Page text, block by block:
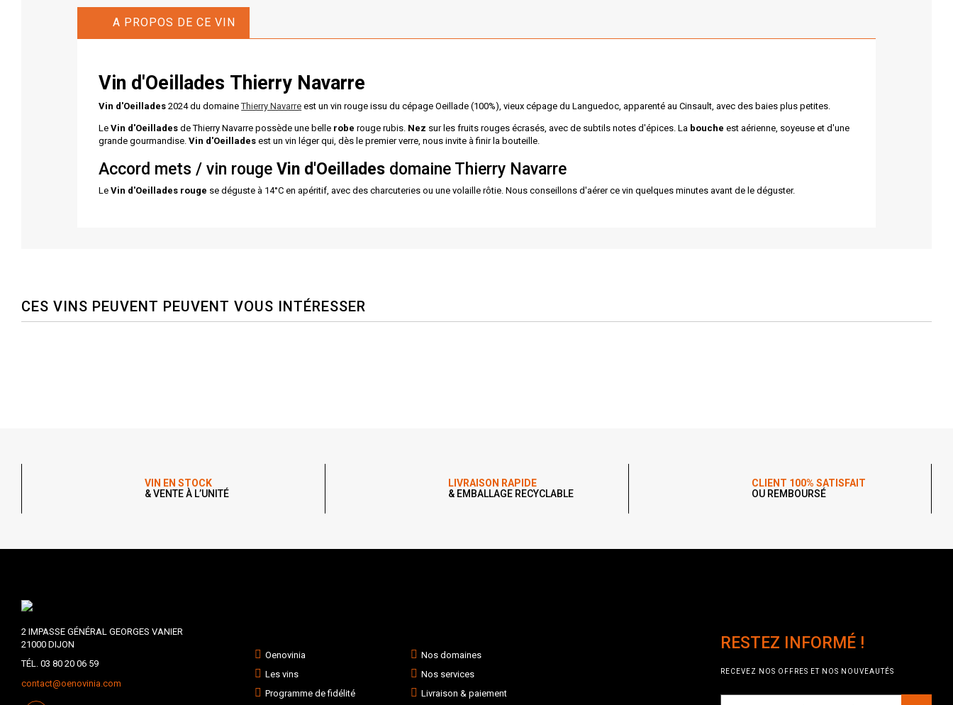
A PROPOS DE CE VIN
Vin d'Oeillades Thierry Navarre
Vin d'Oeillades 2024 du domaineThierry Navarre est un vin rouge issu du cépage Oeillade (100%), vieux cépage du Languedoc, apparenté au Cinsault, avec des baies plus petites.
LeVin d'Oeillades de Thierry Navarre possède une belle robe rouge rubis. Nez sur les fruits rouges écrasés, avec de subtils notes d'épices. La bouche est aérienne, soyeuse et d'une
grande gourmandise.Vin d'Oeilladesest un vin léger qui, dès le premier verre, nous invite à finir la bouteille.
Accord mets / vin rougeVin d'Oeillades domaine Thierry Navarre
Le Vin d'Oeillades rouge se déguste à 14°C en apéritif, avec des charcuteries ou une volaille rôtie. Nous conseillons d'aérer ce vin quelques minutes avant de le déguster.
CES VINS PEUVENT PEUVENT VOUS INTÉRESSER
VIN EN STOCK
& VENTE À L’UNITÉ
LIVRAISON RAPIDE
& EMBALLAGE RECYCLABLE
CLIENT 100% SATISFAIT
OU REMBOURSÉ
2 IMPASSE GÉNÉRAL GEORGES VANIER
21000 DIJON
TÉL. 03 80 20 06 59
contact@oenovinia.com
Oenovinia
Nos domaines
Les vins
Nos services
Programme de fidélité
Livraison & paiement
RESTEZ INFORMÉ !
RECEVEZ NOS OFFRES ET NOS NOUVEAUTÉS